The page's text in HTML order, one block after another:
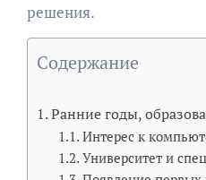
решения.
Содержание
Ранние годы,
Интерес к
Университет и